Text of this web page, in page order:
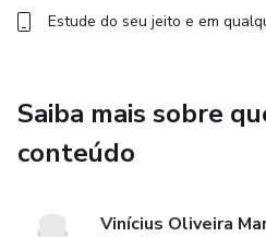
Estude do seu jeito e em
Saiba mais sobre
conteúdo
Vinícius Oliveira